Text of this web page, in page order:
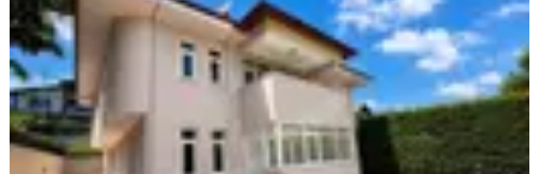
Beykoz, Örnekköy Mahallesi
400 m²·08.08.2026
195.000 ₺